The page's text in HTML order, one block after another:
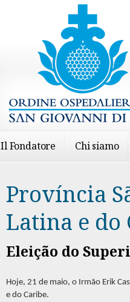
Il Fondatore Chi siamo
Província
Latina e do
Eleição do
Hoje, 21 de maio, o Irmão Erik
e do Caribe.